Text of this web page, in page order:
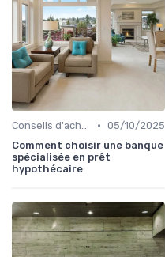
Conseils d'achat immobilier • 05/10/2025
Comment choisir une banque
spécialisée en prêt
hypothécaire